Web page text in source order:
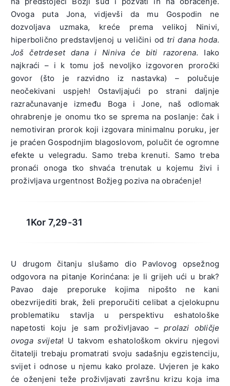
Ovoga puta Jona, vidjevši da mu Gospodin ne
dozvoljava uzmaka, kreće prema velikoj Ninivi,
hiperbolično predstavljenoj u veličini od tri dana hoda.
Još četrdeset dana i Niniva će biti razorena. Iako
najkraći – i k tomu još nevoljko izgovoren proročki
govor (što je razvidno iz nastavka) – polučuje
neočekivani uspjeh! Ostavljajući po strani daljnje
razračunavanje između Boga i Jone, naš odlomak
ohrabrenje je onomu tko se sprema na poslanje: čak i
nemotiviran prorok koji izgovara minimalnu poruku, jer
je praćen Gospodnjim blagoslovom, polučit će ogromne
efekte u velegradu. Samo treba krenuti. Samo treba
pronaći onoga tko shvaća trenutak u kojemu živi i
proživljava urgentnost Božjeg poziva na obraćenje!
1Kor 7,29-31
U drugom čitanju slušamo dio Pavlovog opsežnog
odgovora na pitanje Korinćana: je li grijeh ući u brak?
Pavao daje preporuke kojima nipošto ne kani
obezvrijediti brak, želi preporučiti celibat a cjelokupnu
problematiku stavlja u perspektivu eshatološke
napetosti koju je sam proživljavao –prolazi obličje
ovoga svijeta! U takvom eshatološkom okviru njegovi
čitatelji trebaju promatrati svoju sadašnju egzistenciju,
svijet i odnose u njemu kako prolaze. Uvjeren je kako
će oženjeni teže proživljavati završnu krizu koja ima